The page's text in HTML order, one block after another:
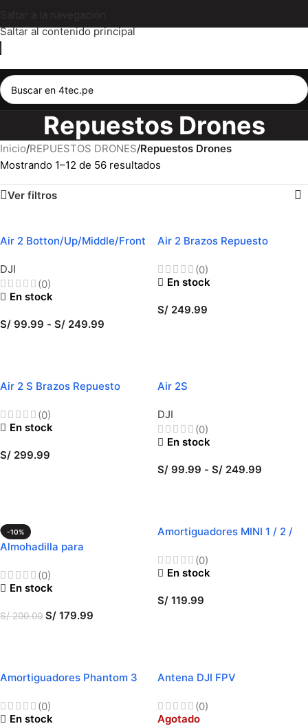
Saltar al contenido principal
Repuestos Drones
Inicio/REPUESTOS DRONES/Repuestos Drones
Mostrando 1–12 de 56 resultados
Ver filtros
Air 2 Botton/Up/Middle/Front
DJI
(0)
En stock
S/ 99.99 - S/ 249.99
Air 2 Brazos Repuesto
(0)
En stock
S/ 249.99
Air 2 S Brazos Repuesto
(0)
En stock
S/ 299.99
Air 2S
DJI
(0)
En stock
S/ 99.99 - S/ 249.99
-10%
Almohadilla para
(0)
En stock
S/200.00 S/ 179.99
Amortiguadores MINI 1 / 2 /
(0)
En stock
S/ 119.99
Amortiguadores Phantom 3
(0)
En stock
Antena DJI FPV
(0)
Agotado